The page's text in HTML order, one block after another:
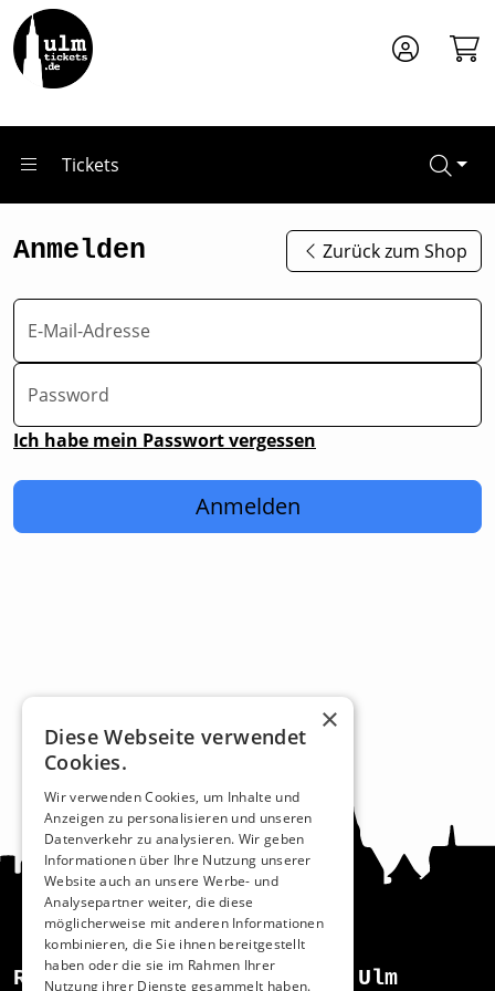
Zum Hauptinhalt springen
Tickets
Anmelden Zurück zum Shop
E-Mail-Adresse
Password
Ich habe mein Passwort vergessen
Anmelden
Recht und Ordnung Ulm
×
Diese Webseite verwendet
Cookies.
Wir verwenden Cookies, um Inhalte und
Anzeigen zu personalisieren und unseren
Datenverkehr zu analysieren. Wir geben
Informationen über Ihre Nutzung unserer
Website auch an unsere Werbe- und
Analysepartner weiter, die diese
möglicherweise mit anderen Informationen
kombinieren, die Sie ihnen bereitgestellt
haben oder die sie im Rahmen Ihrer
Nutzung ihrer Dienste gesammelt haben.